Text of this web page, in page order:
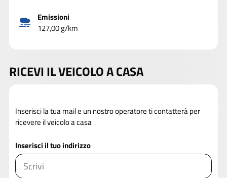
Emissioni
127,00 g/km
RICEVI IL VEICOLO A CASA
Inserisci la tua mail e un nostro operatore ti contatterà per
ricevere il veicolo a casa
Inserisci il tuo indirizzo